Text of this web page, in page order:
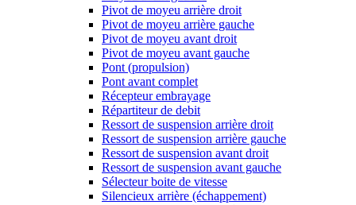
Pivot de moyeu arrière droit
Pivot de moyeu arrière gauche
Pivot de moyeu avant droit
Pivot de moyeu avant gauche
Pont (propulsion)
Pont avant complet
Récepteur embrayage
Répartiteur de debit
Ressort de suspension arrière droit
Ressort de suspension arrière gauche
Ressort de suspension avant droit
Ressort de suspension avant gauche
Sélecteur boite de vitesse
Silencieux arrière (échappement)